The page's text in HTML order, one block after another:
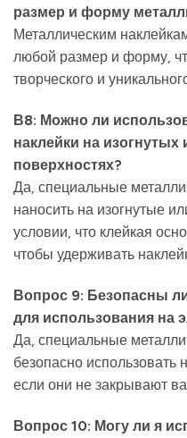
размер и форму
Металлическим
любой размер и форму,
творческого и
В8: Можно ли
наклейки на
поверхностях?
Да, специальные
наносить на изогнутые
условии, что клейкая
чтобы удерживать
Вопрос 9: Безопасны
для использования на
Да, специальные
безопасно использовать
если они не закрывают
Вопрос 10: Могу ли я